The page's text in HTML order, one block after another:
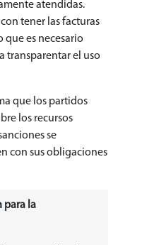
atendidas.
tener las facturas
que es necesario
transparentar el uso
que los partidos
los recursos
se
con sus obligaciones
para la